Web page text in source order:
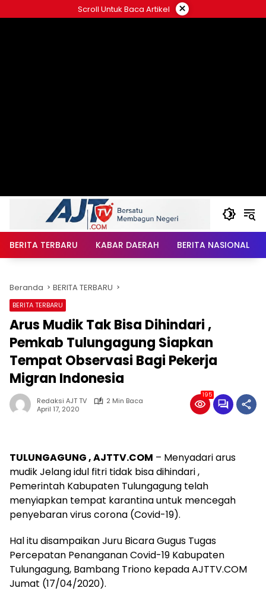
ke
Scroll Untuk Baca Artikel ×
BERITA TERBARU KABAR DAERAH BERITA NASIONAL
Beranda BERITA TERBARU
BERITA TERBARU
Arus Mudik Tak Bisa Dihindari ,
Pemkab Tulungagung Siapkan
Tempat Observasi Bagi Pekerja
Migran Indonesia
Redaksi AJT TV
2 Min Baca
April 17, 2020
195
TULUNGAGUNG , AJTTV.COM – Menyadari arus
mudik Jelang idul fitri tidak bisa dihindari ,
Pemerintah Kabupaten Tulungagung telah
menyiapkan tempat karantina untuk mencegah
penyebaran virus corona (Covid-19).
Hal itu disampaikan Juru Bicara Gugus Tugas
Percepatan Penanganan Covid-19 Kabupaten
Tulungagung, Bambang Triono kepada AJTTV.COM
Jumat (17/04/2020).